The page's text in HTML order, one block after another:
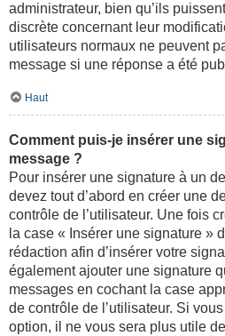
administrateur, bien qu’ils
discrète concernant leur
utilisateurs normaux ne peuvent
message si une réponse a été
Haut
Comment puis-je insérer une
message ?
Pour insérer une signature à un
devez tout d’abord en créer une
contrôle de l’utilisateur. Une fois
la case « Insérer une signature »
rédaction afin d’insérer votre
également ajouter une signature
messages en cochant la case
de contrôle de l’utilisateur. Si
option, il ne vous sera plus utile